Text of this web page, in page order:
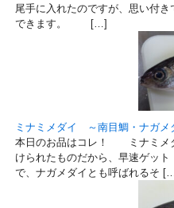
尾手に入れたのですが、思い付
できます。 […]
ミナミメダイ ～南目鯛・ナガメ
本日のお品はコレ！ ミナミメ
けられたものだから、早速ゲッ
で、ナガメダイとも呼ばれるそ